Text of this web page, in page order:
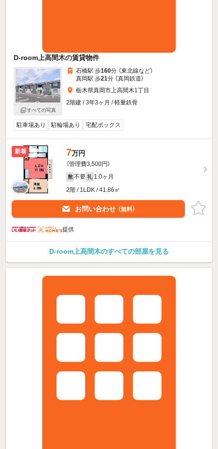
D-room上高間木の賃貸物件
すべての写真
石橋駅 歩160分 （東北線など）
真岡駅 歩21分 （真岡鉄道）
栃木県真岡市上高間木1丁目
2階建 / 3年3ヶ月 / 軽量鉄骨
駐車場あり 駐輪場あり 宅配ボックス
新着 7万円
（管理費3,500円）
敷 不要 礼 1.0ヶ月
2階 / 1LDK / 41.86㎡
お問い合わせ （無料）
提供
D-room上高間木のすべての部屋を見る